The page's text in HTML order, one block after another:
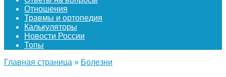
Отношения
Травмы и ортопедия
Калькуляторы
Новости России
Топы
Главная страница » Болезни